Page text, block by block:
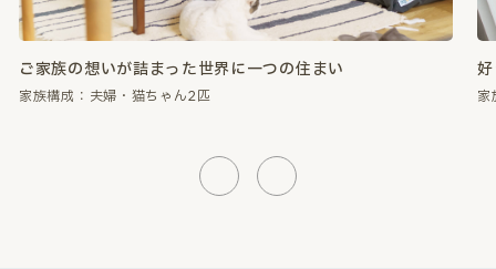
好きなものに囲まれて、心が満たされる暮らし。
家族構成：夫婦・猫ちゃん2匹 家